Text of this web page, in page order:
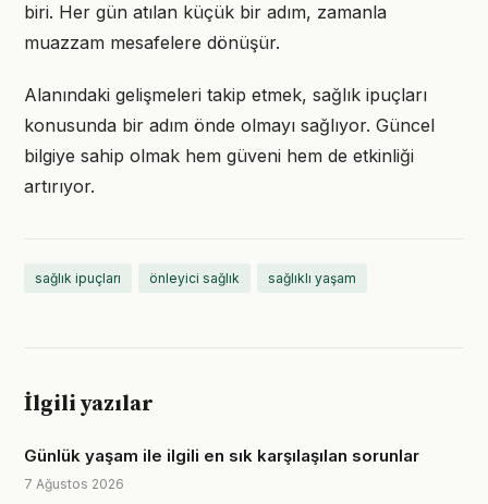
biri. Her gün atılan küçük bir adım, zamanla
muazzam mesafelere dönüşür.
Alanındaki gelişmeleri takip etmek, sağlık ipuçları
konusunda bir adım önde olmayı sağlıyor. Güncel
bilgiye sahip olmak hem güveni hem de etkinliği
artırıyor.
sağlık ipuçları önleyici sağlık sağlıklı yaşam
İlgili yazılar
Günlük yaşam ile ilgili en sık karşılaşılan sorunlar
7 Ağustos 2026